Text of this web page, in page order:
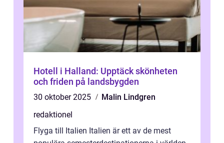
Hotell i Halland: Upptäck skönheten
och friden på landsbygden
30 oktober 2025
Malin Lindgren
redaktionel
Flyga till Italien Italien är ett av de mest